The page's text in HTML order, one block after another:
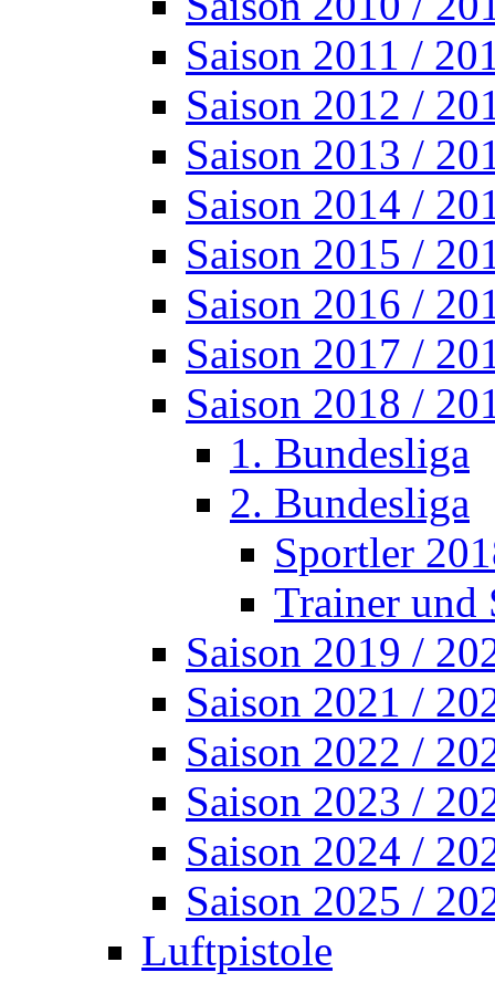
Saison 2011 /
Saison 2012 /
Saison 2013 /
Saison 2014 /
Saison 2015 /
Saison 2016 /
Saison 2017 /
Saison 2018 /
1. Bundesliga
2. Bundesliga
Sportler
Trainer und
Saison 2019 /
Saison 2021 /
Saison 2022 /
Saison 2023 /
Saison 2024 /
Saison 2025 /
Luftpistole